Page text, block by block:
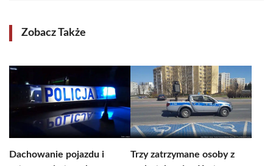
Zobacz Także
Dachowanie pojazdu i
Trzy zatrzymane osoby z